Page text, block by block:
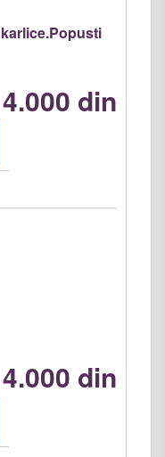
4.000 din
4.000 din